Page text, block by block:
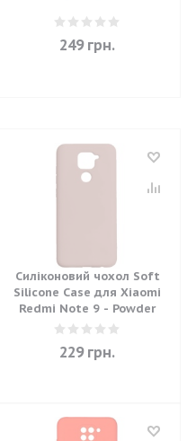
249грн.
Силіконовий чохол Soft
Silicone Case для Xiaomi
Redmi Note 9 - Powder
229грн.